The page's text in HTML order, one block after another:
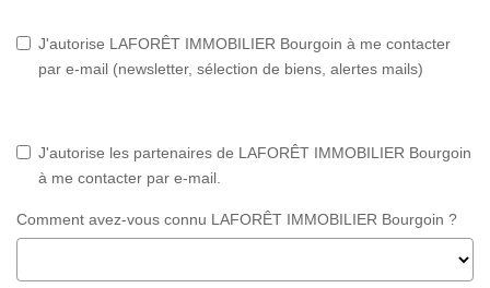
J'autorise LAFORÊT IMMOBILIER Bourgoin à me contacter
par e-mail (newsletter, sélection de biens, alertes mails)
J'autorise les partenaires de LAFORÊT IMMOBILIER Bourgoin
à me contacter par e-mail.
Comment avez-vous connu LAFORÊT IMMOBILIER Bourgoin ?